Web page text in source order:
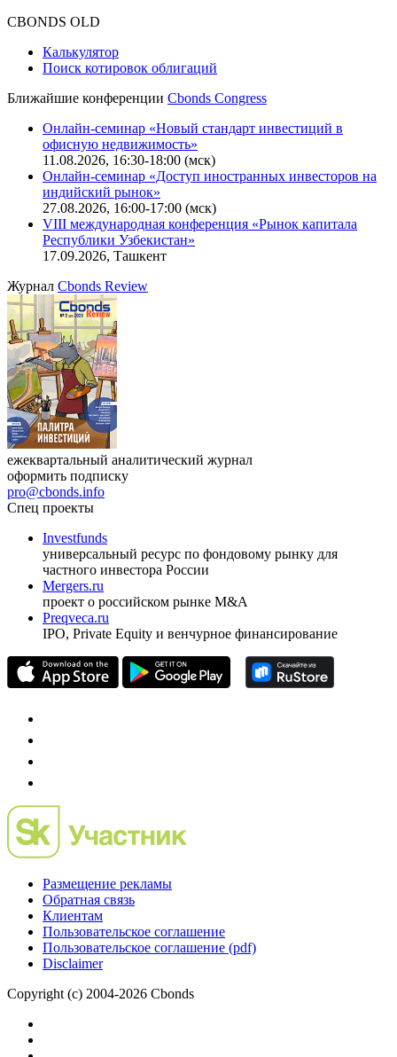
CBONDS OLD
Калькулятор
Поиск котировок облигаций
Ближайшие конференции Cbonds Congress
Онлайн-семинар «Новый стандарт инвестиций в
офисную недвижимость»
11.08.2026, 16:30-18:00 (мск)
Онлайн-семинар «Доступ иностранных инвесторов на
индийский рынок»
27.08.2026, 16:00-17:00 (мск)
VIII международная конференция «Рынок капитала
Республики Узбекистан»
17.09.2026, Ташкент
Журнал Cbonds Review
ежеквартальный аналитический журнал
оформить подписку
pro@cbonds.info
Спец проекты
Investfunds
универсальный ресурс по фондовому рынку для
частного инвестора России
Mergers.ru
проект о российском рынке M&A
Preqveca.ru
IPO, Private Equity и венчурное финансирование
Размещение рекламы
Обратная связь
Клиентам
Пользовательское соглашение
Пользовательское соглашение (pdf)
Disclaimer
Copyright (c) 2004-2026 Cbonds